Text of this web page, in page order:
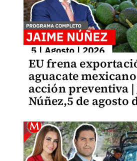
EU frena
aguacate
acción preventiva |
Núñez,5 de agosto